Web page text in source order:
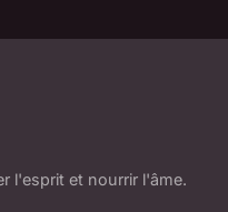
l'esprit et nourrir l'âme.